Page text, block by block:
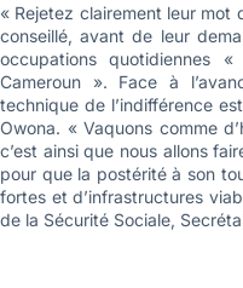
« Rejetez clairement leur mot
conseillé, avant de leur
occupations quotidiennes
Cameroun ». Face à
technique de l’indifférence
Owona. « Vaquons comme
c’est ainsi que nous allons
pour que la postérité à son
fortes et d’infrastructures
de la Sécurité Sociale,